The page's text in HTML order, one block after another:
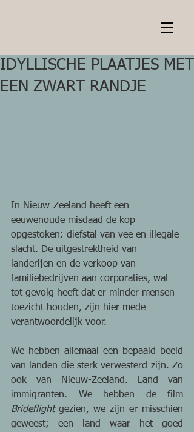
IDYLLISCHE PLAATJES MET
EEN ZWART RANDJE
In Nieuw-Zeeland heeft een
eeuwenoude misdaad de kop
opgestoken: diefstal van vee en illegale
slacht. De uitgestrektheid van
landerijen en de verkoop van
familiebedrijven aan corporaties, wat
tot gevolg heeft dat er minder mensen
toezicht houden, zijn hier mede
verantwoordelijk voor.
We hebben allemaal een bepaald beeld
van landen die sterk verwesterd zijn. Zo
ook van Nieuw-Zeeland. Land van
Brideflight gezien, we zijn er misschien
geweest; een land waar het goed